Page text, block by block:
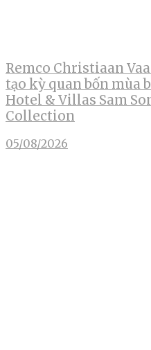
Remco Christiaan
tạo kỳ quan bốn mùa
Hotel & Villas Sam
Collection
05/08/2026